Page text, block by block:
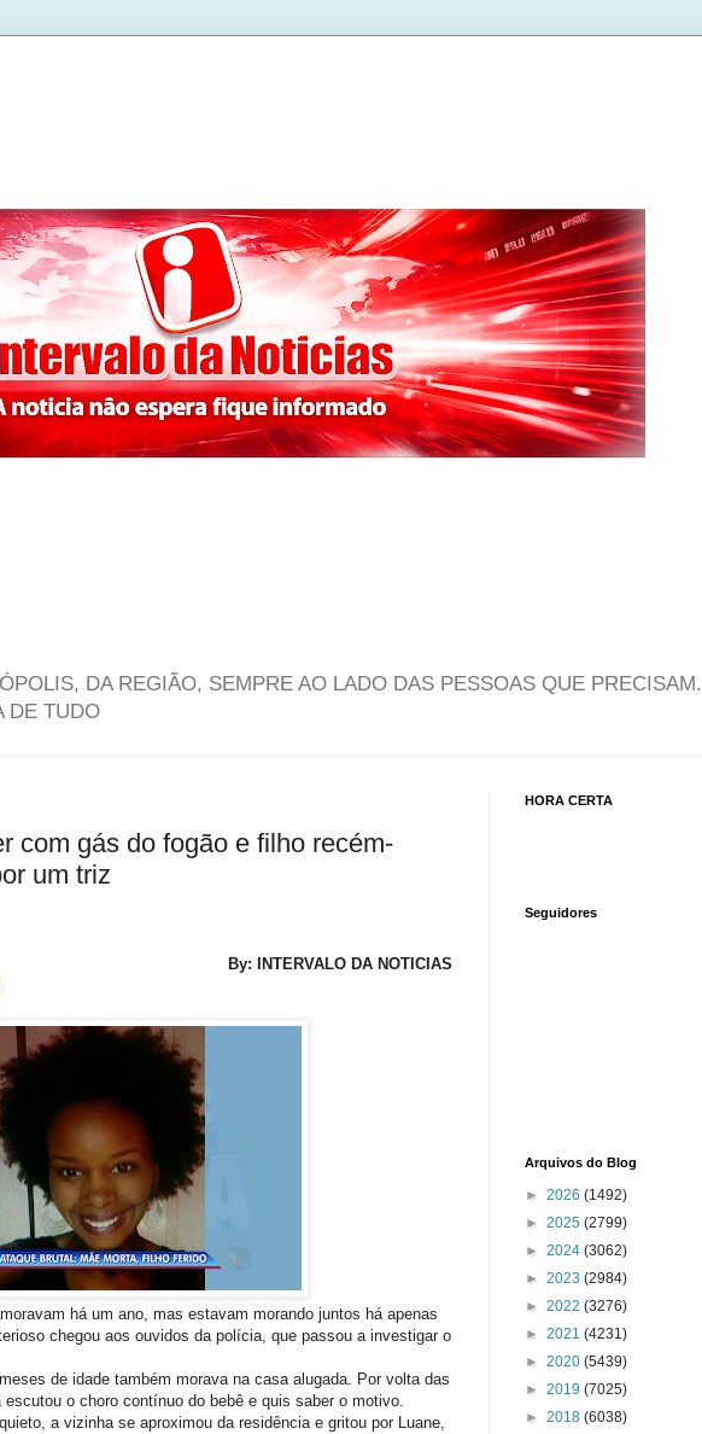
DA REGIÃO, SEMPRE AO LADO DAS PESSOAS QUE PRECISAM.
DE TUDO
com gás do fogão e filho recém-
um triz
By: INTERVALO DA NOTICIAS
há um ano, mas estavam morando juntos há apenas
chegou aos ouvidos da polícia, que passou a investigar o
de idade também morava na casa alugada. Por volta das
o choro contínuo do bebê e quis saber o motivo.
a vizinha se aproximou da residência e gritou por Luane,
HORA CERTA
Seguidores
Arquivos do Blog
► 2026 (1492)
► 2025 (2799)
► 2024 (3062)
► 2023 (2984)
► 2022 (3276)
► 2021 (4231)
► 2020 (5439)
► 2019 (7025)
► 2018 (6038)